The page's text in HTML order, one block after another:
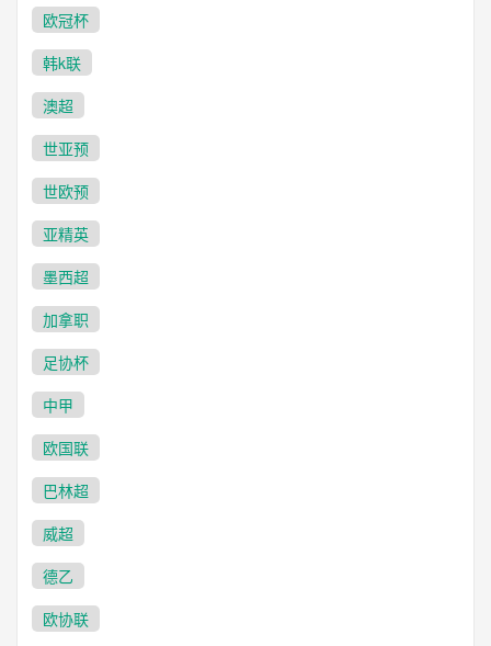
欧冠杯
韩k联
澳超
世亚预
世欧预
亚精英
墨西超
加拿职
足协杯
中甲
欧国联
巴林超
威超
德乙
欧协联